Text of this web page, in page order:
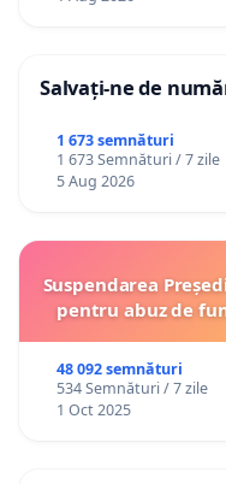
Salvați-ne de
1 673 semnături
1 673 Semnături / 7 zile
5 Aug 2026
Suspendarea
pentru abuz de
48 092 semnături
534 Semnături / 7 zile
1 Oct 2025